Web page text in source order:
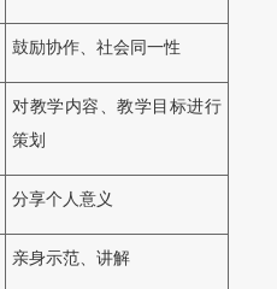
鼓励协作、社会同一性
对教学内容、教学目标进行
策划
分享个人意义
亲身示范、讲解